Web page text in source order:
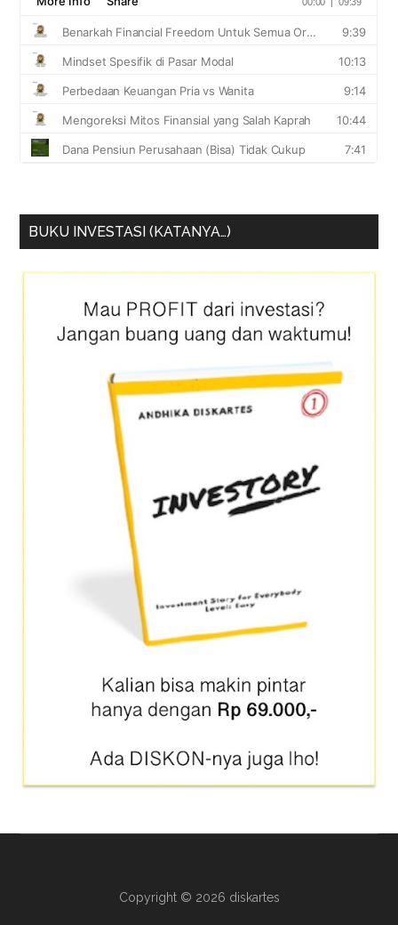
BUKU INVESTASI (KATANYA…)
Copyright © 2026 diskartes